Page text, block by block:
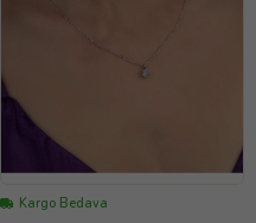
Kargo Bedava